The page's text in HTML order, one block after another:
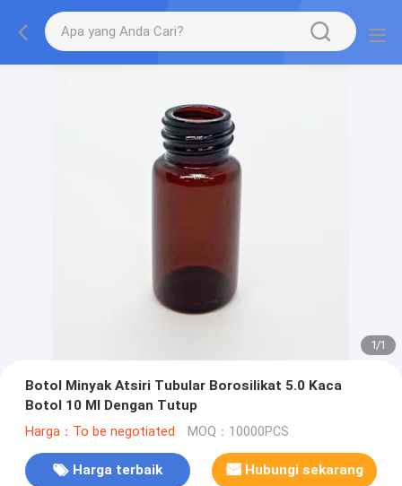
1/1
Botol Minyak Atsiri Tubular Borosilikat 5.0 Kaca
Botol 10 Ml Dengan Tutup
Harga：To be negotiated MOQ：10000PCS
Harga terbaik Hubungi sekarang